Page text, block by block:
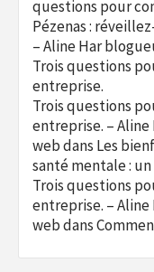
questions pour
Pézenas :
– Aline Har
Trois questions
entreprise.
Trois questions
entreprise. –
webdans Les
santé mentale :
Trois questions
entreprise. –
webdans